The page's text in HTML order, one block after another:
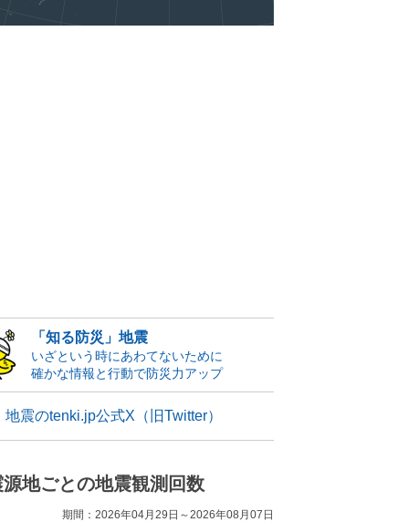
「知る防災」地震
いざという時にあわてないために
確かな情報と行動で防災力アップ
地震のtenki.jp公式X（旧Twitter）
源地ごとの地震観測回数
期間：2026年04月29日～2026年08月07日